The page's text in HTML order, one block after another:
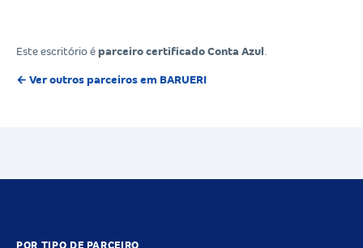
Este escritório é parceiro certificado Conta Azul
← Ver outros parceiros em BARUERI
POR TIPO DE PARCEIRO